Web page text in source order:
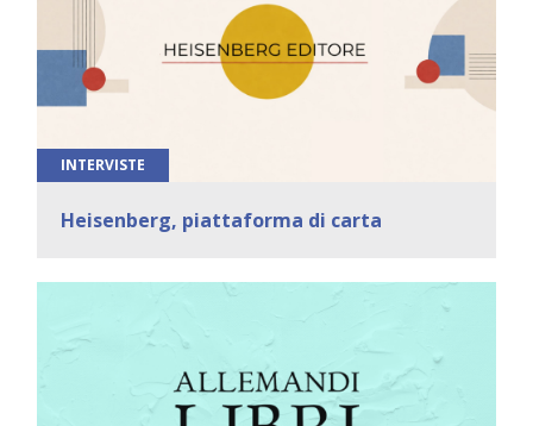
INTERVISTE
Heisenberg, piattaforma di carta